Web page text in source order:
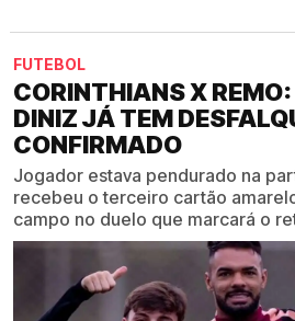
FUTEBOL
CORINTHIANS X
DINIZ JÁ TEM
CONFIRMADO
Jogador estava pendurado na
recebeu o terceiro cartão
campo no duelo que marcará o